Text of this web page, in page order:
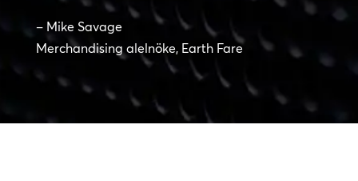
– Mike Savage
Merchandising alelnöke, Earth Fare